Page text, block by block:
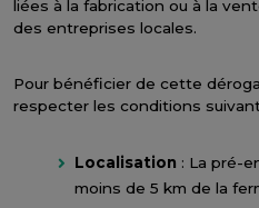
liées à la fabrication ou à la
des entreprises locales.
Pour bénéficier de cette
respecter les conditions
Localisation : La pré-
moins de 5 km de la